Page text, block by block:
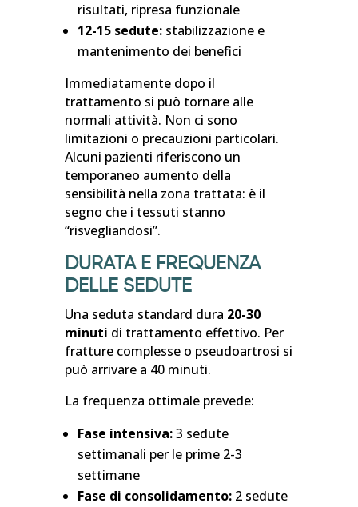
risultati, ripresa funzionale
12-15 sedute:stabilizzazione e
mantenimento dei benefici
Immediatamente dopo il
trattamento si può tornare alle
normali attività. Non ci sono
limitazioni o precauzioni particolari.
Alcuni pazienti riferiscono un
temporaneo aumento della
sensibilità nella zona trattata: è il
segno che i tessuti stanno
“risvegliandosi”.
DURATA E FREQUENZA
DELLE SEDUTE
Una seduta standard dura 20-30
minuti di trattamento effettivo. Per
fratture complesse o pseudoartrosi si
può arrivare a 40 minuti.
La frequenza ottimale prevede:
Fase intensiva:3 sedute
settimanali per le prime 2-3
settimane
Fase di consolidamento:2 sedute